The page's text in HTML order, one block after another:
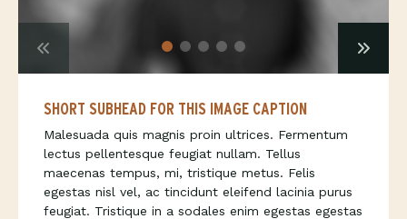
SHORT SUBHEAD FOR THIS IMAGE CAPTION
Malesuada quis magnis proin ultrices. Fermentum
lectus pellentesque feugiat nullam. Tellus
maecenas tempus, mi, tristique metus. Felis
egestas nisl vel, ac tincidunt eleifend lacinia purus
feugiat. Tristique in a sodales enim egestas egestas